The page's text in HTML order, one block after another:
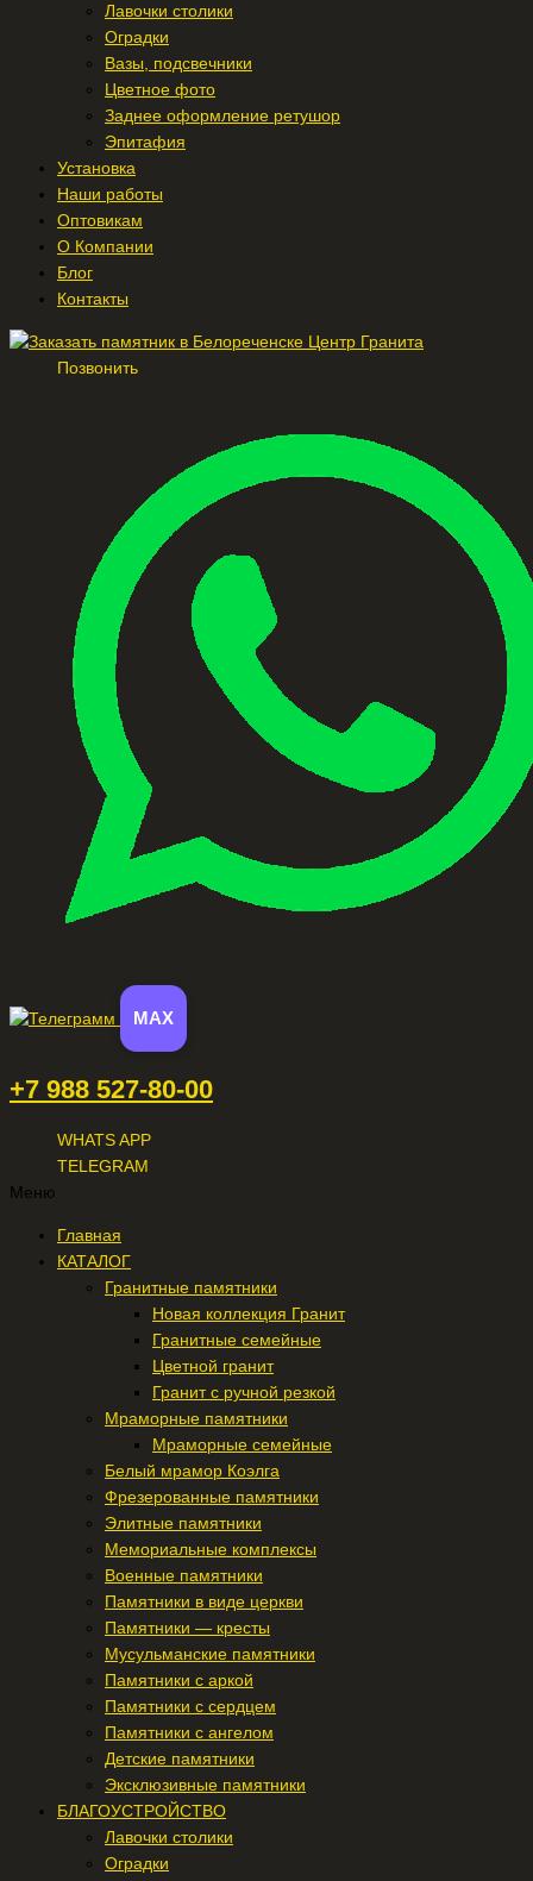
Лавочки столики
Оградки
Вазы, подсвечники
Цветное фото
Заднее оформление ретушор
Эпитафия
Установка
Наши работы
Оптовикам
О Компании
Блог
Контакты
Позвонить
MAX
+7 988 527-80-00
WHATS APP
TELEGRAM
Меню
Главная
КАТАЛОГ
Гранитные памятники
Новая коллекция Гранит
Гранитные семейные
Цветной гранит
Гранит с ручной резкой
Мраморные памятники
Мраморные семейные
Белый мрамор Коэлга
Фрезерованные памятники
Элитные памятники
Мемориальные комплексы
Военные памятники
Памятники в виде церкви
Памятники — кресты
Мусульманские памятники
Памятники с аркой
Памятники с сердцем
Памятники с ангелом
Детские памятники
Эксклюзивные памятники
БЛАГОУСТРОЙСТВО
Лавочки столики
Оградки